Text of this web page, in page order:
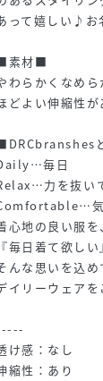
って嬉しい♪お
素材■
わらかくなめ
どよい伸縮性
毎日
力を抜い
気
心地の良い服を
『毎日着て欲しい
んな思いを込
イリーウェア
け感：なし
縮性：あり